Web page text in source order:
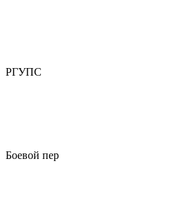
РГУПС
Боевой пер